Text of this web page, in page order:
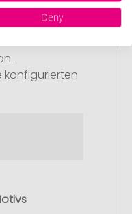
Sie diese
konfigurierten
Deny